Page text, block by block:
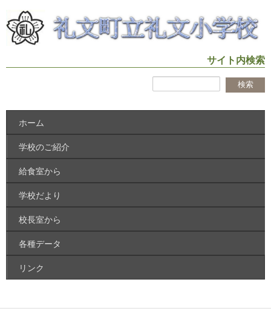
サイト内検索
ホーム
学校のご紹介
給食室から
学校だより
校長室から
各種データ
リンク